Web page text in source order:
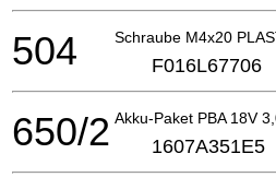
Schraube M4x20
504 F016L67706
Akku-Paket PBA 18V
650/2 1607A351E5